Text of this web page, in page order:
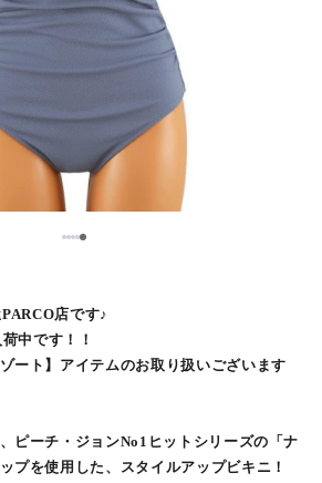
1234
店です♪
中です！！
ート】アイテムのお取り扱いございます
ピーチ・ジョンNo1ヒットシリーズの「ナ
プを使用した、スタイルアップビキニ！